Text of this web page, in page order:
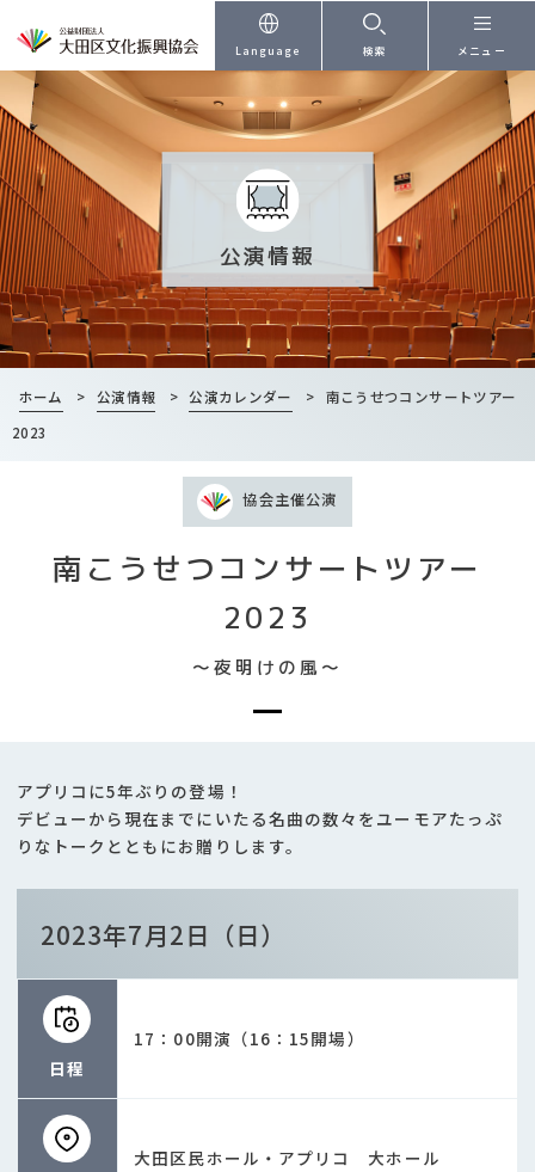
本文へ
Language 検索 メニュー
公演情報
ホーム > 公演情報 > 公演カレンダー >
南こうせつコンサートツアー
2023
協会主催公演
南こうせつコンサートツアー
2023
～夜明けの風～
アプリコに5年ぶりの登場！
デビューから現在までにいたる名曲の数々をユーモアたっぷ
りなトークとともにお贈りします。
2023年7月2日（日）
日程
17：00開演（16：15開場）
大田区民ホール・アプリコ 大ホール